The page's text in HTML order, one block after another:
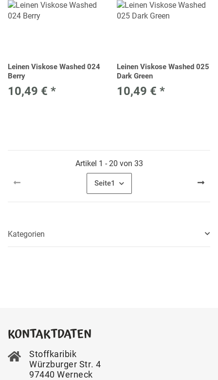
Leinen Viskose Washed 024
Berry
10,49 € *
Leinen Viskose Washed 025
Dark Green
10,49 € *
Artikel 1 - 20 von 33
Seite1
Kategorien
KONTAKTDATEN
Stoffkaribik
Würzburger Str. 4
97440 Werneck